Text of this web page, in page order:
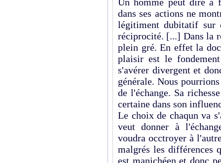
dans ses actions ne
légitiment dubitatif sur
réciprocité. [...] Dans la
plein gré. En effet la
plaisir est le
s'avérer divergent et
générale. Nous
de l'échange. Sa
certaine dans son
Le choix de chaqun va
veut donner à
voudra occtroyer à
malgrés les différences
est manichéen et donc